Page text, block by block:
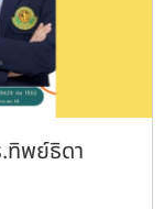
ทิพย์ธิดา